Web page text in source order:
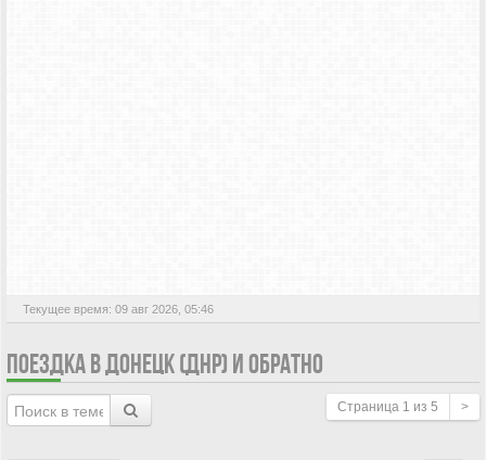
Текущее время: 09 авг 2026, 05:46
ПОЕЗДКА В ДОНЕЦК (ДНР) И ОБРАТНО
Страница 1 из 5 >